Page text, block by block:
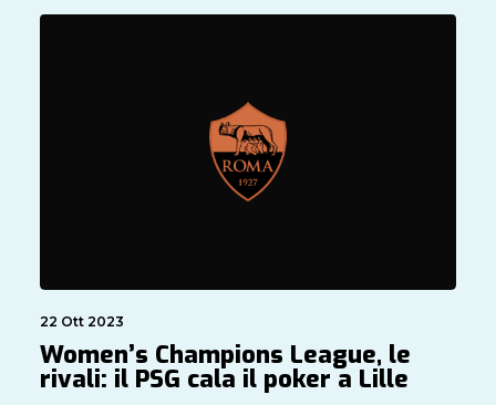
22 Ott 2023
Women’s Champions League, le
rivali: il PSG cala il poker a Lille